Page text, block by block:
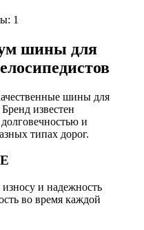
1
шины для
шины для
известен
и
типах дорог.
и надежность
во время каждой